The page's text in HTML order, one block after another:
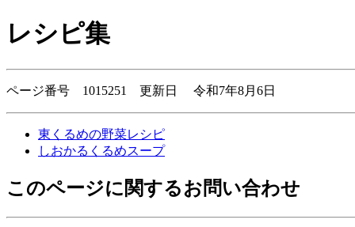
レシピ集
ページ番号 1015251 更新日 令和7年8月6日
東くるめの野菜レシピ
しおかるくるめスープ
このページに関するお問い合わせ